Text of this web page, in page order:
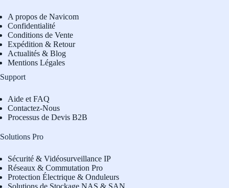
A propos de Navicom
Confidentialité
Conditions de Vente
Expédition & Retour
Actualités & Blog
Mentions Légales
Support
Aide et FAQ
Contactez-Nous
Processus de Devis B2B
Solutions Pro
Sécurité & Vidéosurveillance IP
Réseaux & Commutation Pro
Protection Électrique & Onduleurs
Solutions de Stockage NAS & SAN